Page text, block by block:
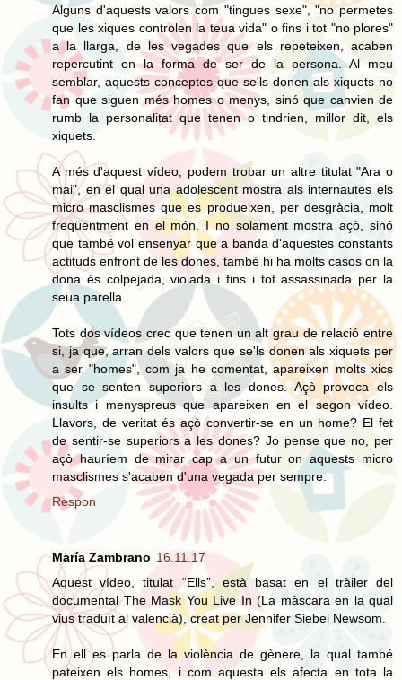
Alguns d'aquests valors com "tingues sexe", "no permetes
que les xiques controlen la teua vida" o fins i tot "no plores"
a la llarga, de les vegades que els repeteixen, acaben
repercutint en la forma de ser de la persona. Al meu
semblar, aquests conceptes que se'ls donen als xiquets no
fan que siguen més homes o menys, sinó que canvien de
rumb la personalitat que tenen o tindrien, millor dit, els
xiquets.
A més d'aquest vídeo, podem trobar un altre titulat "Ara o
mai", en el qual una adolescent mostra als internautes els
micro masclismes que es produeixen, per desgràcia, molt
freqüentment en el món. I no solament mostra açò, sinó
que també vol ensenyar que a banda d'aquestes constants
actituds enfront de les dones, també hi ha molts casos on la
dona és colpejada, violada i fins i tot assassinada per la
seua parella.
Tots dos vídeos crec que tenen un alt grau de relació entre
si, ja que, arran dels valors que se'ls donen als xiquets per
a ser "homes", com ja he comentat, apareixen molts xics
que se senten superiors a les dones. Açò provoca els
insults i menyspreus que apareixen en el segon vídeo.
Llavors, de veritat és açò convertir-se en un home? El fet
de sentir-se superiors a les dones? Jo pense que no, per
açò hauríem de mirar cap a un futur on aquests micro
masclismes s'acaben d'una vegada per sempre.
Respon
María Zambrano 16.11.17
Aquest vídeo, titulat “Ells”, està basat en el tràiler del
documental The Mask You Live In (La màscara en la qual
vius traduït al valencià), creat per Jennifer Siebel Newsom.
En ell es parla de la violència de gènere, la qual també
pateixen els homes, i com aquesta els afecta en tota la